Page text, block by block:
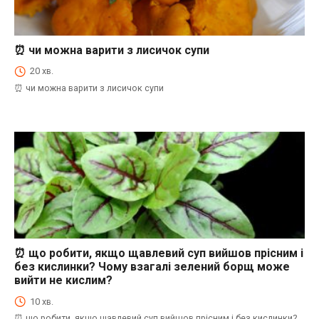
⏰Енциклопедія Coofood. Як економити час і гроші на кухні. Практичний побут.
⏰ чи можна варити з лисичок супи
20 хв.
⏰ чи можна варити з лисичок супи
⏰Енциклопедія Coofood. Як економити час і гроші на кухні. Практичний побут.
⏰ що робити, якщо щавлевий суп вийшов прісним і
без кислинки? Чому взагалі зелений борщ може
вийти не кислим?
10 хв.